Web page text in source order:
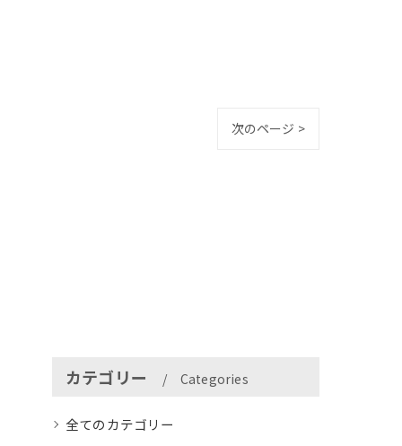
次のページ >
カテゴリー Categories
全てのカテゴリー